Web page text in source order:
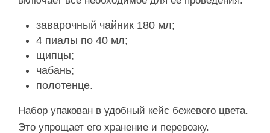
заварочный чайник 180 мл;
4 пиалы по 40 мл;
щипцы;
чабань;
полотенце.
Набор упакован в удобный кейс бежевого цвета.
Это упрощает его хранение и перевозку.